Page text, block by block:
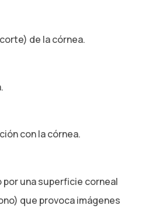
de la córnea.
con la córnea.
una superficie corneal
que provoca imágenes